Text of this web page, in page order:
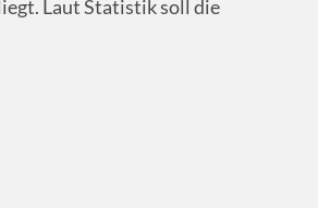
Laut Statistik soll die